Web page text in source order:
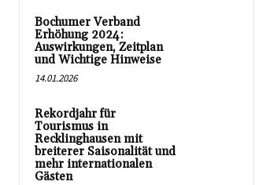
Bochumer Verband
Erhöhung 2024:
Auswirkungen, Zeitplan
und Wichtige Hinweise
14.01.2026
Rekordjahr für
Tourismus in
Recklinghausen mit
breiterer Saisonalität und
mehr internationalen
Gästen